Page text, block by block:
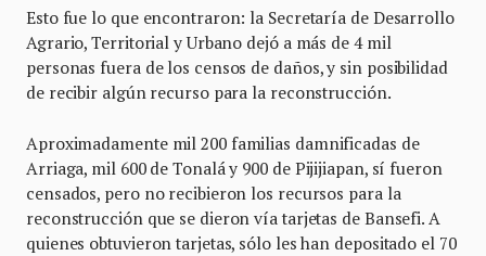
Esto fue lo que encontraron: la Secretaría de Desarrollo
Agrario, Territorial y Urbano dejó a más de 4 mil
personas fuera de los censos de daños, y sin posibilidad
de recibir algún recurso para la reconstrucción.
Aproximadamente mil 200 familias damnificadas de
Arriaga, mil 600 de Tonalá y 900 de Pijijiapan, sí fueron
censados, pero no recibieron los recursos para la
reconstrucción que se dieron vía tarjetas de Bansefi. A
quienes obtuvieron tarjetas, sólo les han depositado el 70